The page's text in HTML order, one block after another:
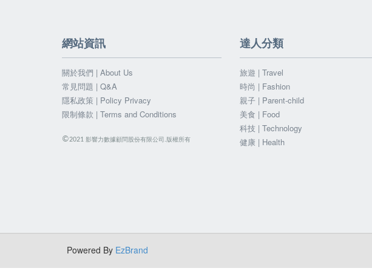
網站資訊
關於我們 | About Us
常見問題 | Q&A
隱私政策 | Policy Privacy
限制條款 | Terms and Conditions
©2021 影響力數據顧問股份有限公司.版權所有
達人分類
旅遊 | Travel
時尚 | Fashion
親子 | Parent-child
美食 | Food
科技 | Technology
健康 | Health
Powered By EzBrand